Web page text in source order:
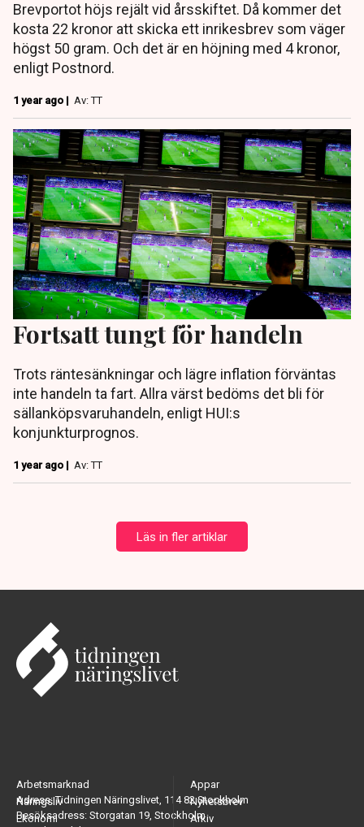
Brevportot höjs rejält vid årsskiftet. Då kommer det
kosta 22 kronor att skicka ett inrikesbrev som väger
högst 50 gram. Och det är en höjning med 4 kronor,
enligt Postnord.
1 year ago | Av: TT
Fortsatt tungt för handeln
Trots räntesänkningar och lägre inflation förväntas
inte handeln ta fart. Allra värst bedöms det bli för
sällanköpsvaruhandeln, enligt HUI:s
konjunkturprognos.
1 year ago | Av: TT
Läs in fler artiklar
Adress: Tidningen Näringslivet, 114 82 Stockholm
Besöksadress: Storgatan 19, Stockholm
Arbetsmarknad
Näringsliv
Ekonomi
Appar
Nyhetsbrev
Arkiv